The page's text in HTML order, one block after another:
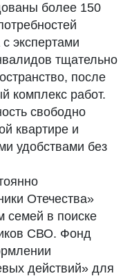
более 150
экспертами
тщательно
после
комплекс работ.
свободно
квартире и
удобствами без
Отечества»
семей в поиске
СВО. Фонд
действий» для